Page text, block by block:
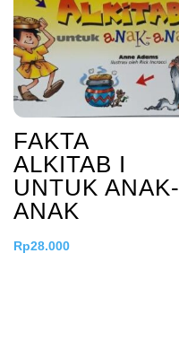
FAKTA
ALKITAB I
UNTUK ANAK-
ANAK
Rp28.000